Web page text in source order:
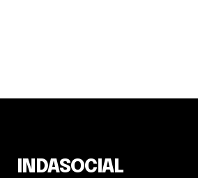
INDASOCIAL